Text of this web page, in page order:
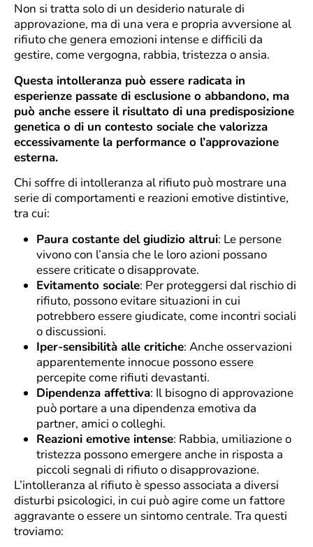
Non si tratta solo di un desiderio naturale di
approvazione, ma di una vera e propria avversione al
rifiuto che genera emozioni intense e difficili da
gestire, come vergogna, rabbia, tristezza o ansia.
Questa intolleranza può essere radicata in
esperienze passate di esclusione o abbandono, ma
può anche essere il risultato di una predisposizione
genetica o di un contesto sociale che valorizza
eccessivamente la performance o l’approvazione
esterna.
Chi soffre di intolleranza al rifiuto può mostrare una
serie di comportamenti e reazioni emotive distintive,
tra cui:
Paura costante del giudizio altrui: Le persone
vivono con l’ansia che le loro azioni possano
essere criticate o disapprovate.
Evitamento sociale: Per proteggersi dal rischio di
rifiuto, possono evitare situazioni in cui
potrebbero essere giudicate, come incontri sociali
o discussioni.
Iper-sensibilità alle critiche: Anche osservazioni
apparentemente innocue possono essere
percepite come rifiuti devastanti.
Dipendenza affettiva: Il bisogno di approvazione
può portare a una dipendenza emotiva da
partner, amici o colleghi.
Reazioni emotive intense: Rabbia, umiliazione o
tristezza possono emergere anche in risposta a
piccoli segnali di rifiuto o disapprovazione.
L’intolleranza al rifiuto è spesso associata a diversi
disturbi psicologici, in cui può agire come un fattore
aggravante o essere un sintomo centrale. Tra questi
troviamo: